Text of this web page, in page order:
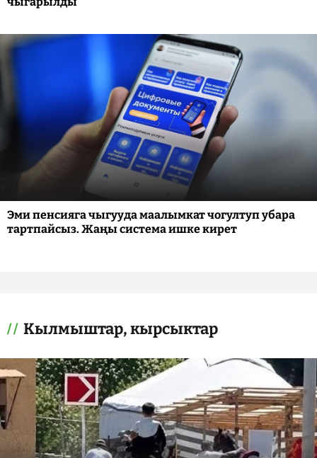
Эми пенсияга чыгууда маалымкат чогултуп убара
тартпайсыз. Жаңы система ишке кирет
Кылмыштар, кырсыктар